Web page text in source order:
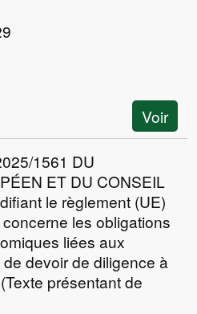
Voir
1561 DU
ET DU CONSEIL
le règlement (UE)
les obligations
liées aux
devoir de diligence à
présentant de